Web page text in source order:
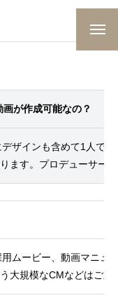
が作成可能なの？
ザインも含めて1人で
ます。プロデューサー
ムービー、動画マニュ
大規模なCMなどはご対